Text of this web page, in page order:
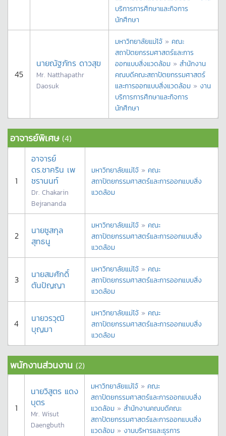
บริการการศึกษาและกิจการ
นักศึกษา
45
นายณัฐภัทร ดาวสุข
Mr. Natthapathr
Daosuk
มหาวิทยาลัยแม่โจ้ » คณะ
สถาปัตยกรรมศาสตร์และการ
ออกแบบสิ่งแวดล้อม » สำนักงาน
คณบดีคณะสถาปัตยกรรมศาสตร์
และการออกแบบสิ่งแวดล้อม » งาน
บริการการศึกษาและกิจการ
นักศึกษา
อาจารย์พิเศษ(4)
1
อาจารย์
ดร.ชาคริน เพ
ชรานนท์
Dr. Chakarin
Bejrananda
มหาวิทยาลัยแม่โจ้ » คณะ
สถาปัตยกรรมศาสตร์และการออกแบบสิ่ง
แวดล้อม
2
นายชูสกุล
สุทธนู
มหาวิทยาลัยแม่โจ้ » คณะ
สถาปัตยกรรมศาสตร์และการออกแบบสิ่ง
แวดล้อม
3
นายสมศักดิ์
ตันปัญญา
มหาวิทยาลัยแม่โจ้ » คณะ
สถาปัตยกรรมศาสตร์และการออกแบบสิ่ง
แวดล้อม
4
นายวรวุฒิ
บุญมา
มหาวิทยาลัยแม่โจ้ » คณะ
สถาปัตยกรรมศาสตร์และการออกแบบสิ่ง
แวดล้อม
พนักงานส่วนงาน (2)
1
นายวิสูตร แดง
บุตร
Mr. Wisut
Daengbuth
มหาวิทยาลัยแม่โจ้ » คณะ
สถาปัตยกรรมศาสตร์และการออกแบบสิ่ง
แวดล้อม » สำนักงานคณบดีคณะ
สถาปัตยกรรมศาสตร์และการออกแบบสิ่ง
แวดล้อม » งานบริหารและธุรการ